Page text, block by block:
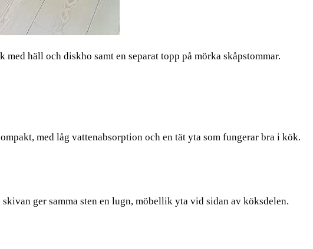
häll och diskho samt en separat topp på mörka skåpstommar.
med låg vattenabsorption och en tät yta som fungerar bra i kök.
ger samma sten en lugn, möbellik yta vid sidan av köksdelen.